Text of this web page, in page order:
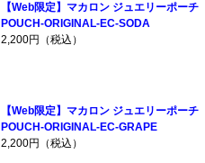
【Web限定】マカロン ジュエリーポーチ
POUCH-ORIGINAL-EC-SODA
2,200円（税込）
【Web限定】マカロン ジュエリーポーチ
POUCH-ORIGINAL-EC-GRAPE
2,200円（税込）